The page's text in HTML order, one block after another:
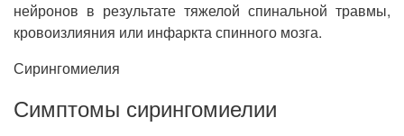
нейронов в результате тяжелой спинальной травмы,
кровоизлияния или инфаркта спинного мозга.
Сирингомиелия
Симптомы сирингомиелии